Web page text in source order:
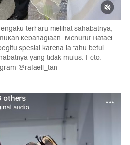
terharu melihat sahabatnya,
kebahagiaan. Menurut Rafael
spesial karena ia tahu betul
yang tidak mulus. Foto:
@rafaell_tan